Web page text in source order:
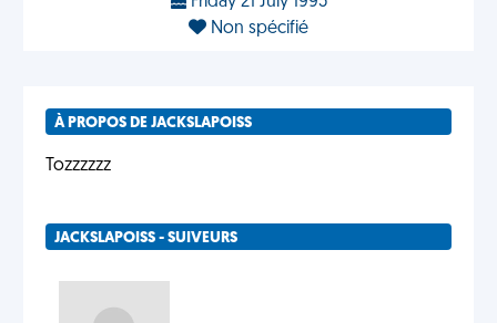
Non spécifié
À PROPOS DE JACKSLAPOISS
Tozzzzzz
JACKSLAPOISS - SUIVEURS